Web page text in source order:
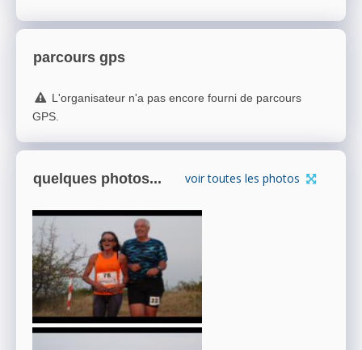
parcours gps
L'organisateur n'a pas encore fourni de parcours
GPS.
quelques photos... voir toutes les photos